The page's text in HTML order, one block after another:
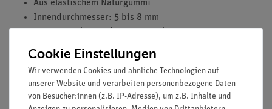
Aus elastischem Naturgummi
Innendurchmesser: 5 bis 8 mm
Farbe: rot
Preis pro laufendem Meter
Cookie Einstellungen
Wir verwenden Cookies und ähnliche Technologien auf
unserer Website und verarbeiten personenbezogene Daten
von Besucher:innen (z.B. IP-Adresse), um z.B. Inhalte und